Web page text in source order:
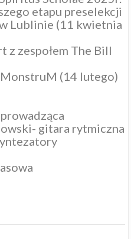
etapu preselekcji
Lublinie (11 kwietnia
z zespołem The Bill
MonstruM (14 lutego)
gitara rytmiczna